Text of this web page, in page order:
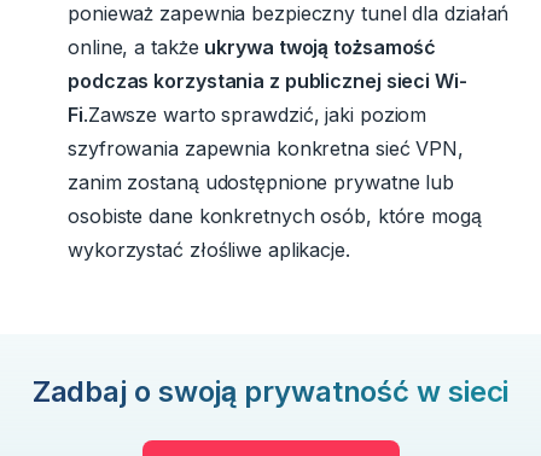
ponieważ zapewnia bezpieczny tunel dla działań
online, a także ukrywa twoją tożsamość
podczas korzystania z publicznej sieci Wi-
Fi.Zawsze warto sprawdzić, jaki poziom
szyfrowania zapewnia konkretna sieć VPN,
zanim zostaną udostępnione prywatne lub
osobiste dane konkretnych osób, które mogą
wykorzystać złośliwe aplikacje.
Zadbaj o swoją prywatność w sieci